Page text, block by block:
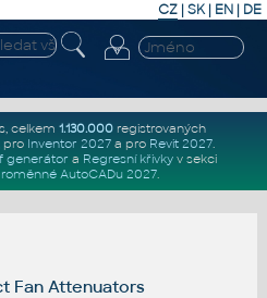
CZ | SK| EN | DE
celkem 1.130.000registrovaných
pro Inventor 2027a pro Revit 2027.
generátor a Regresní křivkyv sekci
AutoCADu 2027.
Fan Attenuators